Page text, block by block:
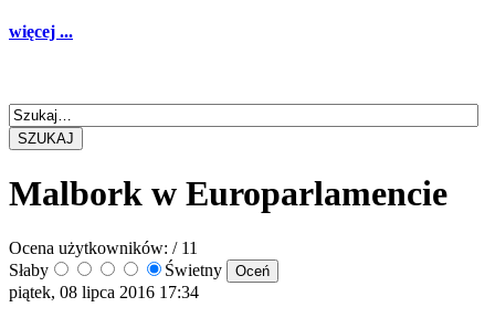
więcej ...
SZUKAJ
Malbork w Europarlamencie
Ocena użytkowników: / 11
Słaby
Świetny
piątek, 08 lipca 2016 17:34